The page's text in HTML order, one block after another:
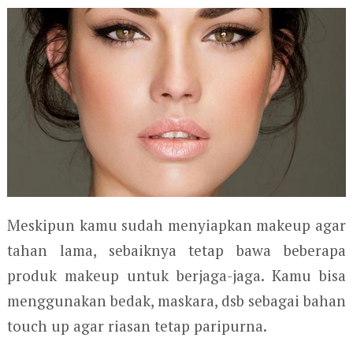
Meskipun kamu sudah menyiapkan makeup agar
tahan lama, sebaiknya tetap bawa beberapa
produk makeup untuk berjaga-jaga. Kamu bisa
menggunakan bedak, maskara, dsb sebagai bahan
touch up agar riasan tetap paripurna.